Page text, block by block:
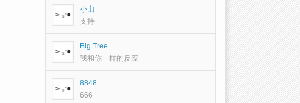
小山
支持
Big Tree
我和你一样的反应
8848
666